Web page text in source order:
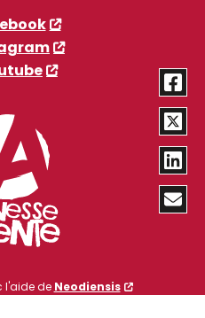
l'aide de Neodiensis